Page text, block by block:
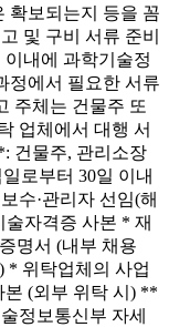
확보되는지 등을 꼼
및 구비 서류 준비
내에 과학기술정
정에서 필요한 서류
주체는 건물주 또
업체에서 대행 서
건물주, 관리소장
로부터 30일 이내
수·관리자 선임(해
자격증 사본 * 재
명서 (내부 채용
* 위탁업체의 사업
본 (외부 위탁 시) **
정보통신부 자세